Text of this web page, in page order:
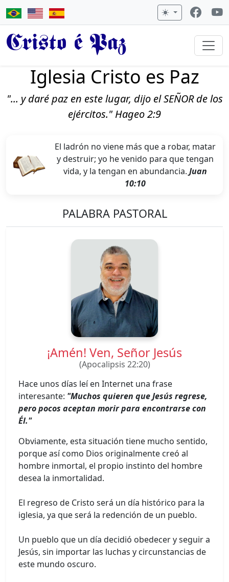
Cristo é Paz
Iglesia Cristo es Paz
"... y daré paz en este lugar, dijo el SEÑOR de los
ejércitos." Hageo 2:9
El ladrón no viene más que a robar, matar
y destruir; yo he venido para que tengan
vida, y la tengan en abundancia. Juan
10:10
PALABRA PASTORAL
¡Amén! Ven, Señor Jesús
(Apocalipsis 22:20)
Hace unos días leí en Internet una frase
interesante: "Muchos quieren que Jesús regrese,
pero pocos aceptan morir para encontrarse con
Él."
Obviamente, esta situación tiene mucho sentido,
porque así como Dios originalmente creó al
hombre inmortal, el propio instinto del hombre
desea la inmortalidad.
El regreso de Cristo será un día histórico para la
iglesia, ya que será la redención de un pueblo.
Un pueblo que un día decidió obedecer y seguir a
Jesús, sin importar las luchas y circunstancias de
este mundo oscuro.